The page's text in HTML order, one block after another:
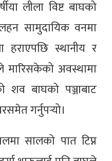
लीला विष्ट बाघको
सामुदायिक वनमा
स्थानीय र
मारिसकेको अवस्थामा
शव बाघको पञ्जाबाट
गर्नुपर्‍यो।
सालको पात टिप्न